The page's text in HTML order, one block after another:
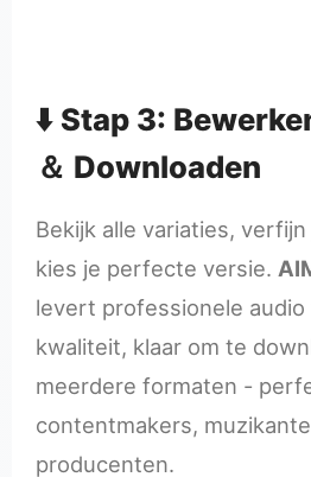
⬇️ Stap 3:
＆ Downloaden
Bekijk alle variaties,
kies je perfecte versie.
levert professionele audio
kwaliteit, klaar om te
meerdere formaten -
contentmakers,
producenten.